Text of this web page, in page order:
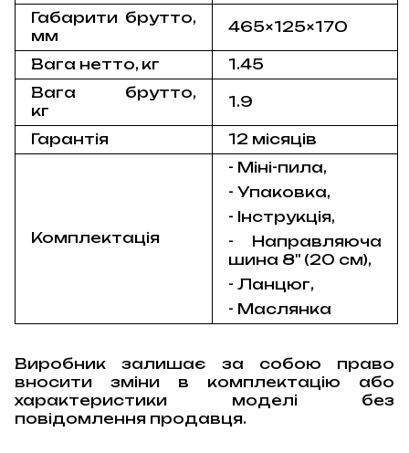
Габарити брутто,
мм
465×125×170
Вага нетто, кг
1.45
Вага брутто,
кг
1.9
Гарантія 12 місяців
Комплектація
- Міні-пила,
- Упаковка,
- Інструкція,
- Направляюча
шина 8" (20 см),
- Ланцюг,
- Маслянка
Виробник залишає за собою право
вносити зміни в комплектацію або
характеристики моделі без
повідомлення продавця.